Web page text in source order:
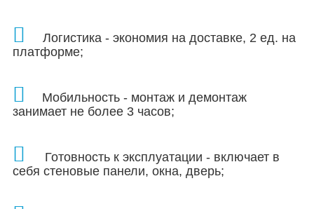
Логистика - экономия на доставке, 2 ед. на
платформе;
Мобильность - монтаж и демонтаж
занимает не более 3 часов;
Готовность к эксплуатации - включает в
себя стеновые панели, окна, дверь;